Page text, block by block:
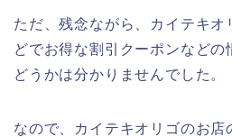
ただ、残念ながら、カイテキオ
どでお得な割引クーポンなどの
どうかは分かりませんでした。
なので、カイテキオリゴのお店